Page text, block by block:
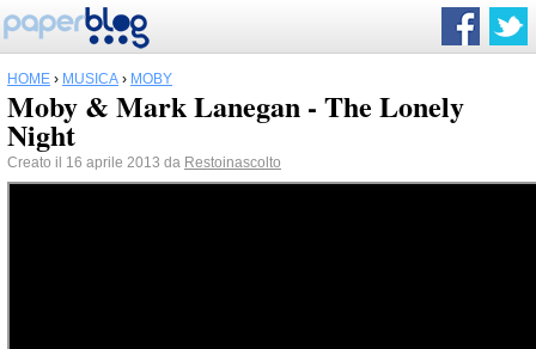
HOME › MUSICA › MOBY
Moby & Mark Lanegan - The Lonely
Night
Creato il 16 aprile 2013 da Restoinascolto